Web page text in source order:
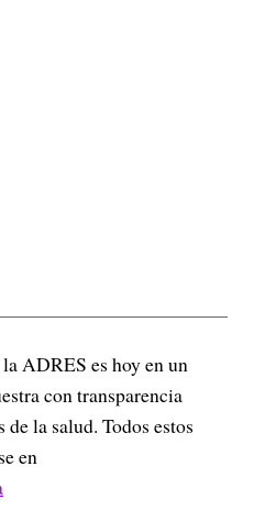
ADRES es hoy en un
con transparencia
la salud. Todos estos
en